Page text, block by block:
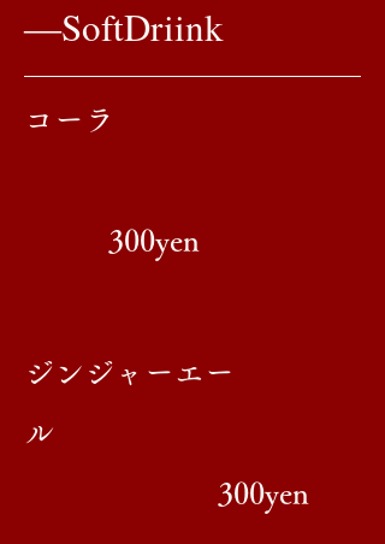
コーラ
300yen
ジンジャーエー
ル
300yen
​―SoftDriink